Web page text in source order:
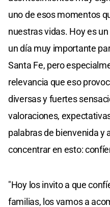
uno de esos momentos
nuestras vidas. Hoy es
un día muy importante
Santa Fe, pero
relevancia que eso
diversas y fuertes
valoraciones,
palabras de bienvenida y
concentrar en esto:
"Hoy los invito a que
familias, los vamos a